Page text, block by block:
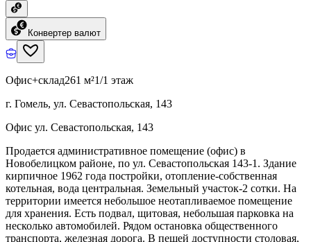
Конвертер валют
Офис+склад261 м²1/1 этаж
г. Гомель, ул. Севастопольская, 143
Офис ул. Севастопольская, 143
Продается административное помещение (офис) в
Новобелицком районе, по ул. Севастопольская 143-1. Здание
кирпичное 1962 года постройки, отопление-собственная
котельная, вода центральная. Земельный участок-2 сотки. На
территории имеется небольшое неотапливаемое помещение
для хранения. Есть подвал, щитовая, небольшая парковка на
несколько автомобилей. Рядом остановка общественного
транспорта, железная дорога. В пешей доступности столовая,